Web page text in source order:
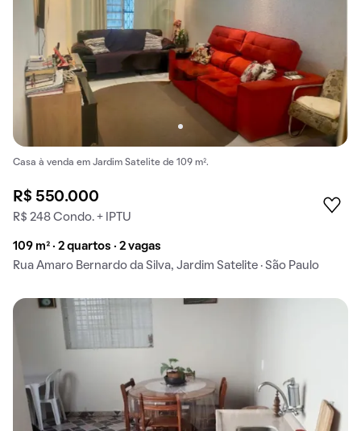
Casa à venda em Jardim Satelite de 109 m².
R$ 550.000
R$ 248 Condo. + IPTU
109 m² · 2 quartos · 2 vagas
Rua Amaro Bernardo da Silva, Jardim Satelite · São Paulo